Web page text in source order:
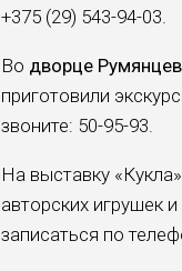
+375 (29) 543-94-03.
Во дворце
приготовили
зво­ните: 50-95-93.
На выставку
авторских игрушек
записаться по